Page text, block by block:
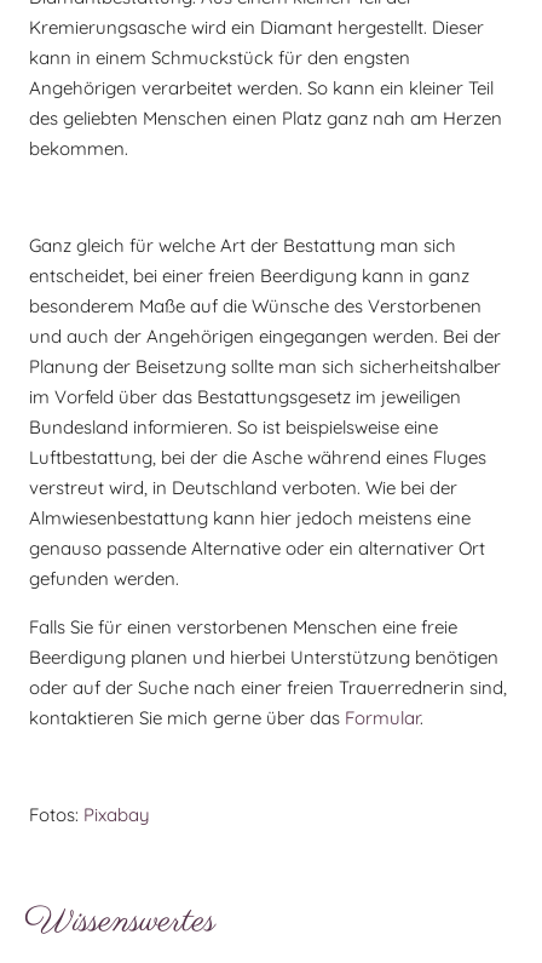
Kremierungsasche wird ein Diamant hergestellt. Dieser
kann in einem Schmuckstück für den engsten
Angehörigen verarbeitet werden. So kann ein kleiner Teil
des geliebten Menschen einen Platz ganz nah am Herzen
bekommen.
Ganz gleich für welche Art der Bestattung man sich
entscheidet, bei einer freien Beerdigung kann in ganz
besonderem Maße auf die Wünsche des Verstorbenen
und auch der Angehörigen eingegangen werden. Bei der
Planung der Beisetzung sollte man sich sicherheitshalber
im Vorfeld über das Bestattungsgesetz im jeweiligen
Bundesland informieren. So ist beispielsweise eine
Luftbestattung, bei der die Asche während eines Fluges
verstreut wird, in Deutschland verboten. Wie bei der
Almwiesenbestattung kann hier jedoch meistens eine
genauso passende Alternative oder ein alternativer Ort
gefunden werden.
Falls Sie für einen verstorbenen Menschen eine freie
Beerdigung planen und hierbei Unterstützung benötigen
oder auf der Suche nach einer freien Trauerrednerin sind,
kontaktieren Sie mich gerne über das Formular.
Fotos: Pixabay
Wissenswertes